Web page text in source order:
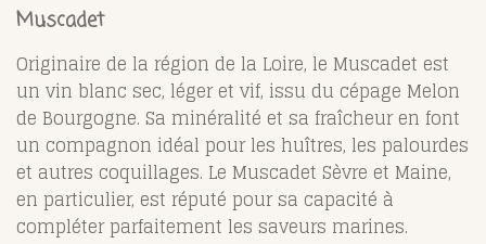
Muscadet
Originaire de la région de la Loire, le Muscadet est
un vin blanc sec, léger et vif, issu du cépage Melon
de Bourgogne. Sa minéralité et sa fraîcheur en font
un compagnon idéal pour les huîtres, les palourdes
et autres coquillages. Le Muscadet Sèvre et Maine,
en particulier, est réputé pour sa capacité à
compléter parfaitement les saveurs marines.